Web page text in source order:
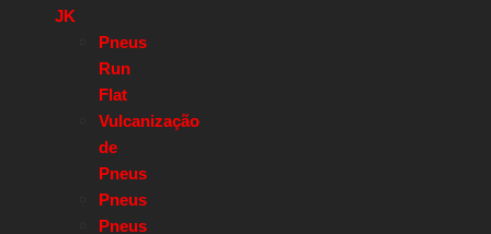
JK
Pneus
Run
Flat
Vulcanização
de
Pneus
Pneus
Pneus